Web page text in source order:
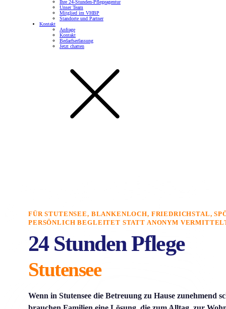
Ihre 24-Stunden-Pflegeagentur
Unser Team
Mitglied im VHBP
Standorte und Partner
Kontakt
Anfrage
Kontakt
Bedarfserfassung
Jetzt chatten
FÜR STUTENSEE, BLANKENLOCH, FRIEDRICHSTAL,
PERSÖNLICH BEGLEITET STATT ANONYM
24 Stunden Pflege
Stutensee
Wenn in Stutensee die Betreuung zu Hause zunehmend